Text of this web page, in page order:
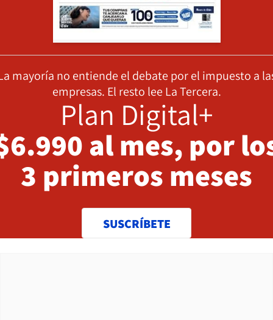
mayoría no entiende el debate por el impuesto a
empresas. El resto lee La Tercera.
Plan Digital+
al mes, por
3 primeros meses
SUSCRÍBETE